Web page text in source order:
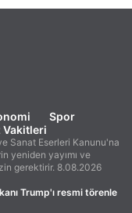
Spor
Vakitleri
Sanat Eserleri Kanunu'na
yeniden yayımı ve
gerektirir. 8.08.2026
Trump'ı resmi törenle